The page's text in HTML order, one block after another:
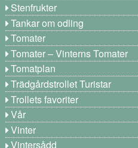
Stenfrukter
Tankar om odling
Tomater
Tomater – Vinterns Tomater
Tomatplan
Trädgårdstrollet Turistar
Trollets favoriter
Vår
Vinter
Vintersådd